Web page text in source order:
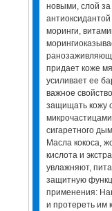
новыми, слой
моринги,
придает коже
усиливает ее
важное
защищать кожу
сигаретного
Масла кокоса,
кислота и
увлажняют,
защитную
применения:
и протереть им